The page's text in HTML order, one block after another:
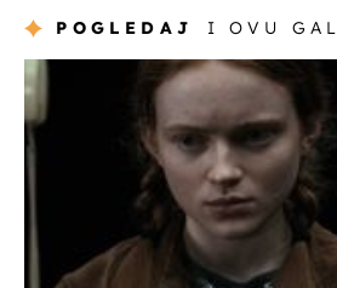
POGLEDAJ I OVU